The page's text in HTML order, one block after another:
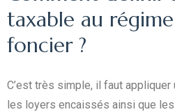
taxable au
foncier ?
C’est très simple, il faut
les loyers encaissés ainsi que les